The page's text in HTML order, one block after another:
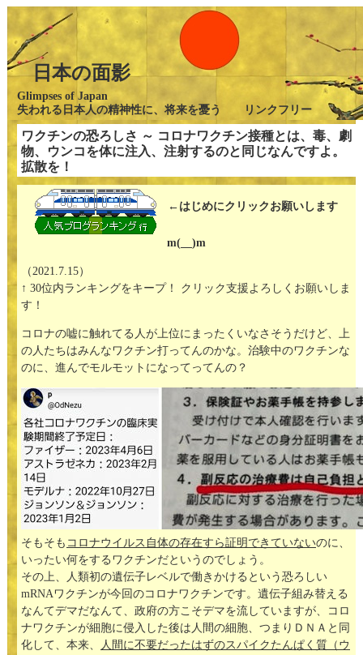
日本の面影
Glimpses of Japan
失われる日本人の精神性に、将来を憂う リンクフリー
ワクチンの恐ろしさ ～ コロナワクチン接種とは、毒、劇
物、ウンコを体に注入、注射するのと同じなんですよ。
拡散を！
←はじめにクリックお願いします
m(__)m
（2021.7.15）
↑ 30位内ランキングをキープ！ クリック支援よろしくお願いしま
す！
コロナの嘘に触れてる人が上位にまったくいなさそうだけど、上
の人たちはみんなワクチン打ってんのかな。治験中のワクチンな
のに、進んでモルモットになってってんの？
そもそも コロナウイルス自体の存在すら証明できていないのに、
いったい何をするワクチンだというのでしょう。
その上、人類初の遺伝子レベルで働きかけるという恐ろしい
mRNAワクチンが今回のコロナワクチンです。遺伝子組み替える
なんてデマだなんて、政府の方こそデマを流していますが、コロ
ナワクチンが細胞に侵入した後は人間の細胞、つまりＤＮＡと同
化して、本来、
人間に不要だったはずのスパイクたんぱく質（ウ